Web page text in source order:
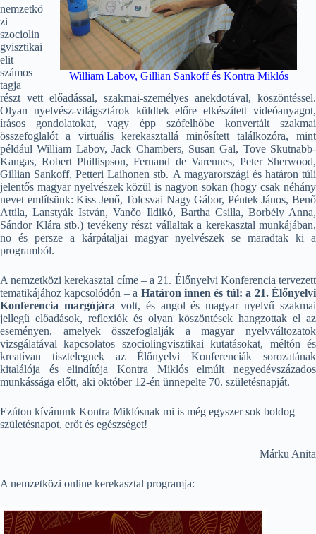
William Labov, Gillian Sankoff és Kontra Miklós
nemzetkö
zi
szociolin
gvisztikai
elit
számos
tagja
részt vett előadással, szakmai-személyes anekdotával, köszöntéssel.
Olyan nyelvész-világsztárok küldtek előre elkészített videóanyagot,
írásos gondolatokat, vagy épp szófelhőbe konvertált szakmai
összefoglalót a virtuális kerekasztallá minősített találkozóra, mint
például William Labov, Jack Chambers, Susan Gal, Tove Skutnabb-
Kangas, Robert Phillispson, Fernand de Varennes, Peter Sherwood,
Gillian Sankoff, Petteri Laihonen stb. A magyarországi és határon túli
jelentős magyar nyelvészek közül is nagyon sokan (hogy csak néhány
nevet említsünk: Kiss Jenő, Tolcsvai Nagy Gábor, Péntek János, Benő
Attila, Lanstyák István, Vančo Ildikó, Bartha Csilla, Borbély Anna,
Sándor Klára stb.) tevékeny részt vállaltak a kerekasztal munkájában,
no és persze a kárpátaljai magyar nyelvészek se maradtak ki a
programból.
A nemzetközi kerekasztal címe – a 21. Élőnyelvi Konferencia tervezett
tematikájához kapcsolódón – a Határon innen és túl: a 21. Élőnyelvi
Konferencia margójára volt, és angol és magyar nyelvű szakmai
jellegű előadások, reflexiók és olyan köszöntések hangzottak el az
eseményen, amelyek összefoglalják a magyar nyelvváltozatok
vizsgálatával kapcsolatos szociolingvisztikai kutatásokat, méltón és
kreatívan tisztelegnek az Élőnyelvi Konferenciák sorozatának
kitalálója és elindítója Kontra Miklós elmúlt negyedévszázados
munkássága előtt, aki október 12-én ünnepelte 70. születésnapját.
Ezúton kívánunk Kontra Miklósnak mi is még egyszer sok boldog
születésnapot, erőt és egészséget!
Márku Anita
A nemzetközi online kerekasztal programja: